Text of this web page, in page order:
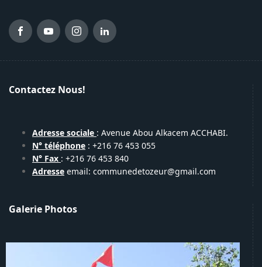
Contactez Nous!
Adresse sociale : Avenue Abou Alkacem ACCHABI.
N° téléphone : +216 76 453 055
N° Fax : +216 76 453 840
Adresse email: communedetozeur@gmail.com
Galerie Photos